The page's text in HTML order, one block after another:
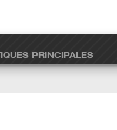
PRINCIPALES